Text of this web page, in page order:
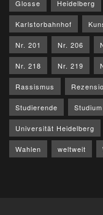
Glosse Heidelberg
Karlstorbahnhof
Nr. 201 Nr. 206
Nr. 218 Nr. 219
Rassismus
Studierende Studium
Universität Heidelberg
Wahlen weltweit